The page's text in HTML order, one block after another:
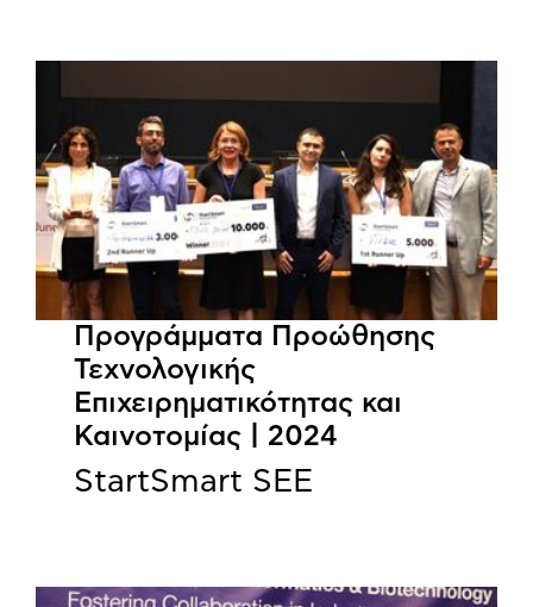
Προγράμματα Προώθησης
Τεχνολογικής
Επιχειρηματικότητας και
Καινοτομίας | 2024
StartSmart SEE